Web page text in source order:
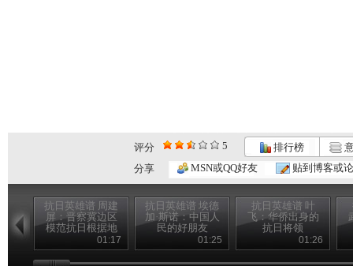
评分 5 排行榜
分享
MSN或QQ好友 贴到博客或
抗日英雄谱 周建
屏：晋察冀边区
模范抗日根据地
的创建人01:17
抗日英雄谱 埃德
加·斯诺：中国人
民的好朋友
01:25
抗日英雄谱 叶
飞：华侨出身的
抗日将领
01:26